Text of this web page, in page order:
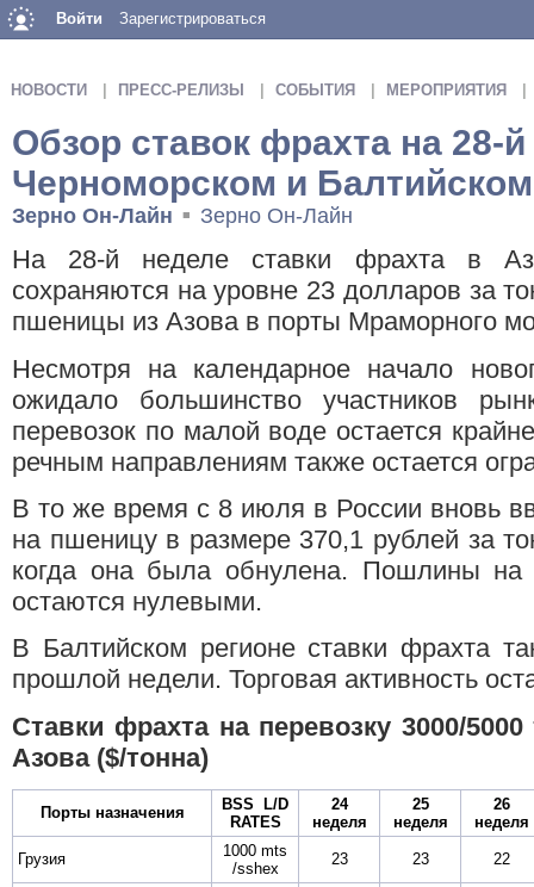
Войти Зарегистрироваться
НОВОСТИ ПРЕСС-РЕЛИЗЫ СОБЫТИЯ МЕРОПРИЯТИЯ
Обзор ставок фрахта на 28-
Черноморском и
Зерно Он-Лайн ■ Зерно Он-Лайн
На 28-й неделе ставки фрахта в
сохраняются на уровне 23 долларов за
пшеницы из Азова в порты Мраморного
Несмотря на календарное начало
ожидало большинство участников
перевозок по малой воде остается
речным направлениям также остается
В то же время с 8 июля в России вновь
на пшеницу в размере 370,1 рублей за
когда она была обнулена. Пошлины на
остаются нулевыми.
В Балтийском регионе ставки фрахта
прошлой недели. Торговая активность
Ставки фрахта на перевозку 3000/
Азова ($/тонна)
Порты назначения
BSS L/D
RATES
24
неделя
25
неделя
26
неделя
Грузия
1000 mts
/sshex
23 23 22